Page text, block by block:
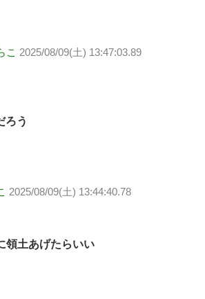
こ 2025/08/09(土) 13:47:03.89
ろう
2025/08/09(土) 13:44:40.78
領土あげたらいい